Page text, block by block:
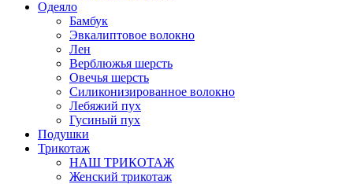
Одеяло
Бамбук
Эвкалиптовое волокно
Лен
Верблюжья шерсть
Овечья шерсть
Силиконизированное волокно
Лебяжий пух
Гусиный пух
Подушки
Трикотаж
НАШ ТРИКОТАЖ
Женский трикотаж